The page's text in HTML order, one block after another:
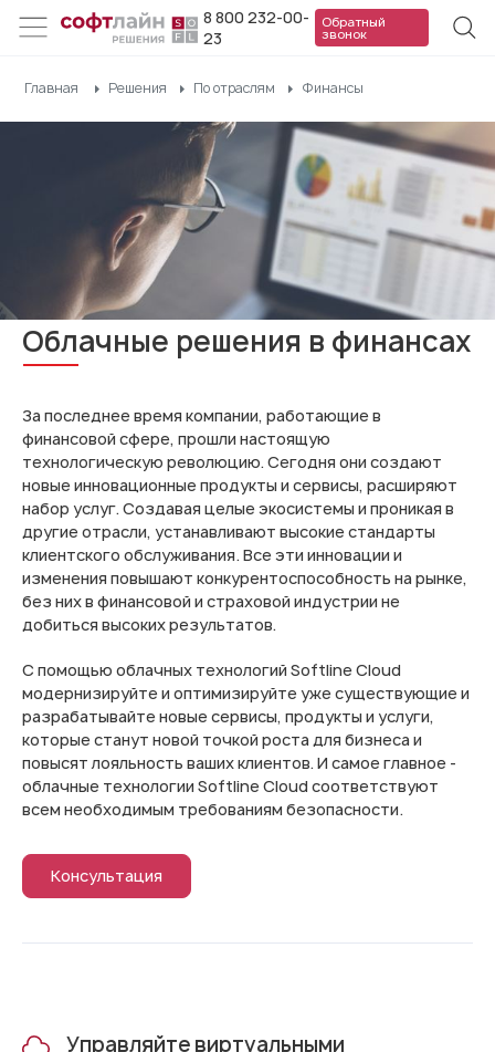
8 800 232-00-
23
Обратный
звонок
Главная Решения По отраслям Финансы
Облачные решения в финансах
За последнее время компании, работающие в
финансовой сфере, прошли настоящую
технологическую революцию. Сегодня они создают
новые инновационные продукты и сервисы, расширяют
набор услуг. Создавая целые экосистемы и проникая в
другие отрасли, устанавливают высокие стандарты
клиентского обслуживания. Все эти инновации и
изменения повышают конкурентоспособность на рынке,
без них в финансовой и страховой индустрии не
добиться высоких результатов.
С помощью облачных технологий Softline Cloud
модернизируйте и оптимизируйте уже существующие и
разрабатывайте новые сервисы, продукты и услуги,
которые станут новой точкой роста для бизнеса и
повысят лояльность ваших клиентов. И самое главное -
облачные технологии Softline Cloud соответствуют
всем необходимым требованиям безопасности.
Консультация
Управляйте виртуальными